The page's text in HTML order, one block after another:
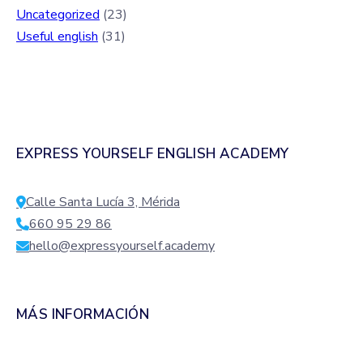
Uncategorized (23)
Useful english (31)
EXPRESS YOURSELF ENGLISH ACADEMY
Calle Santa Lucía 3, Mérida
660 95 29 86
hello@expressyourself.academy
MÁS INFORMACIÓN